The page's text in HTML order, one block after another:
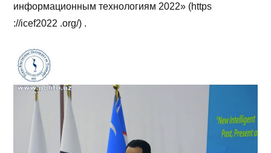
информационным технологиям 2022» (https
://icef2022 .org/) .